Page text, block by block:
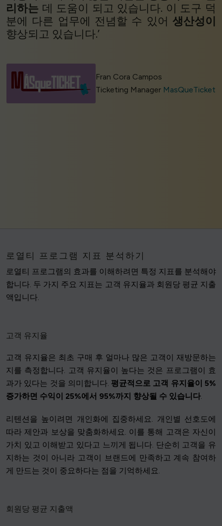
리하는 데 도움이 되고 있습니다. 이 도구 덕
분에 다른 업무에 전념할 수 있어 생산성이
향상되고 있습니다.’
Fran Cora Campos
Ticketing Manager MasQueTicket
로열티 프로그램 지표 분석하기
로열티 프로그램의 효과를 이해하려면 특정 지표를 분석해야
합니다. 두 가지 주요 지표는 고객 유지율과 회원당 평균 지출
액입니다.
고객 유지율
고객 유지율은 최초 구매 후 얼마나 많은 고객이 재방문하는
지를 측정합니다. 고객 유지율이 높다는 것은 프로그램이 효
과가 있다는 것을 의미합니다. 평균적으로 고객 유지율이 5%
증가하면 수익이 25%에서 95%까지 향상될 수 있습니다
리텐션을 높이려면 개인화에 집중하세요. 개인별 선호도에
따라 제안과 보상을 맞춤화하세요. 이를 통해 고객은 자신이
가치 있고 이해받고 있다고 느끼게 됩니다. 단순히 고객을 유
지하는 것이 아니라 고객이 브랜드에 만족하고 계속 참여하
게 만드는 것이 중요하다는 점을 기억하세요.
회원당 평균 지출액